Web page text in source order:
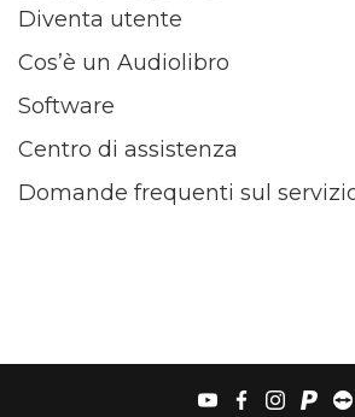
Diventa utente
Cos’è un Audiolibro
Software
Centro di assistenza
Domande frequenti sul
youtubefacebook